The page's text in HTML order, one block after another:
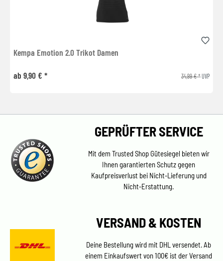
Kempa Emotion 2.0 Trikot Damen
ab 9,90 € * 34,99 € *UVP
GEPRÜFTER SERVICE
Mit dem Trusted Shop Gütesiegel bieten wir
Ihnen garantierten Schutz gegen
Kaufpreisverlust bei Nicht-Lieferung und
Nicht-Erstattung.
VERSAND & KOSTEN
Deine Bestellung wird mit DHL versendet. Ab
einem Einkaufswert von 100€ ist der Versand